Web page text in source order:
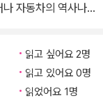
자동차의 역사나
의 바이블과도 같은
재되어 있고, 압도
읽고 싶어요 2명
읽고 있어요 0명
읽었어요 1명